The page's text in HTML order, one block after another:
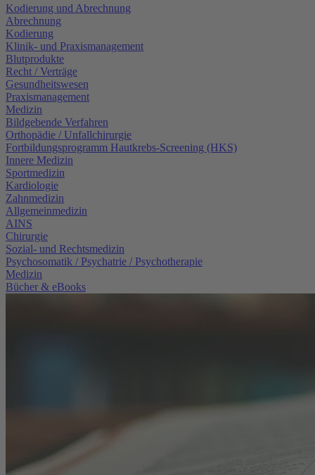
Kodierung und Abrechnung
Abrechnung
Kodierung
Klinik- und Praxismanagement
Blutprodukte
Recht / Verträge
Gesundheitswesen
Praxismanagement
Medizin
Bildgebende Verfahren
Orthopädie / Unfallchirurgie
Fortbildungsprogramm Hautkrebs-Screening (HKS)
Innere Medizin
Sportmedizin
Kardiologie
Zahnmedizin
Allgemeinmedizin
AINS
Chirurgie
Sozial- und Rechtsmedizin
Psychosomatik / Psychatrie / Psychotherapie
Medizin
Bücher & eBooks